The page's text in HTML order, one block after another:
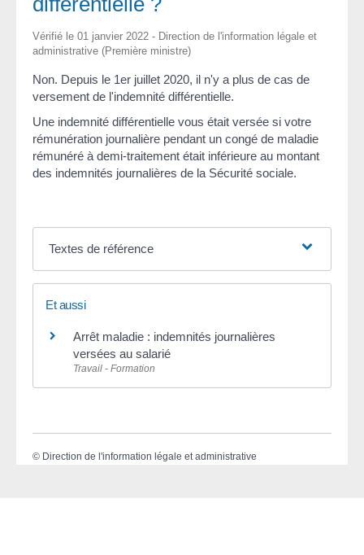
Vérifié le 01 janvier 2022 - Direction de l'information légale et
administrative (Première ministre)
Non. Depuis le 1er juillet 2020, il n'y a plus de cas de
versement de l'indemnité différentielle.
Une indemnité différentielle vous était versée si votre
rémunération journalière pendant un congé de maladie
rémunéré à demi-traitement était inférieure au montant
des indemnités journalières de la Sécurité sociale.
Textes de référence
Et aussi
Arrêt maladie : indemnités journalières
versées au salarié
Travail - Formation
© Direction de l'information légale et administrative